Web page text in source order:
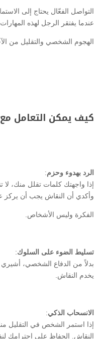
التواصل الفعّال يحتاج إلى
عندما يفتقر الرجل لهذه
الهجوم الشخصي والتقليل من
كيف يمكن التعامل
الرد بهدوء وحزم:
إذا واجهتك كلمات تقلل منك،
وأكدي أن النقاش يجب أن يركز
الفكرة وليس الأشخاص.
تسليط الضوء على السلوك:
بدلاً من الدفاع الشخصي،
يخدم النقاش.
الانسحاب الذكي:
إذا استمر الشخص في التقليل
النقاش. الحفاظ على احترامك